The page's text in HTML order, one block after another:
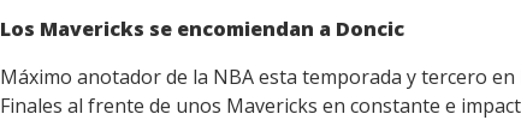
Los Mavericks se encomiendan a Doncic
Máximo anotador de la NBA esta temporada y tercero
Finales al frente de unos Mavericks en constante e